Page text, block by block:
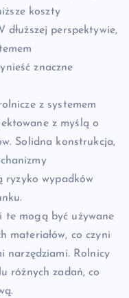
koszty
perspektywie,
znaczne
z systemem
z myślą o
Solidna konstrukcja,
ryzyko wypadków
te mogą być używane
materiałów, co czyni
narzędziami. Rolnicy
różnych zadań, co